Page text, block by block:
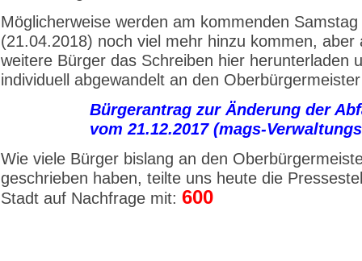
Möglicherweise werden am kommenden Samstag
(21.04.2018) noch viel mehr hinzu kommen, aber
weitere Bürger das Schreiben hier herunterladen
individuell abgewandelt an den
Bürgerantrag zur Änderung der
vom 21.12.2017 (mags-
Wie viele Bürger bislang an den
geschrieben haben, teilte uns heute die
Stadt auf Nachfrage mit: 600